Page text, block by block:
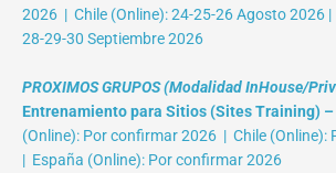
2026 | Chile (Online): 24-25-26 Agosto 2026
28-29-30 Septiembre 2026
PROXIMOS GRUPOS (Modalidad InHouse/
Entrenamiento para Sitios (Sites Training) –
(Online): Por confirmar 2026 | Chile (Online):
| España (Online): Por confirmar 2026